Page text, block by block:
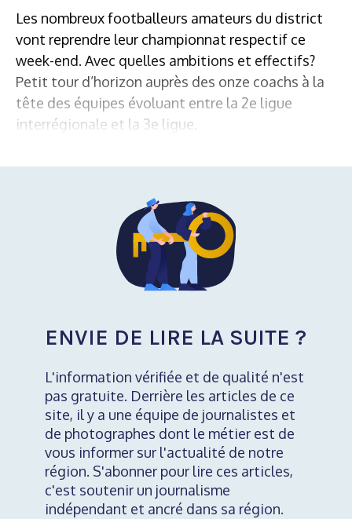
Les nombreux footballeurs amateurs du district
vont reprendre leur championnat respectif ce
week-end. Avec quelles ambitions et effectifs?
Petit tour d’horizon auprès des onze coachs à la
tête des équipes évoluant entre la 2e ligue
interrégionale et la 3e ligue.
ENVIE DE LIRE LA SUITE ?
L'information vérifiée et de qualité n'est
pas gratuite. Derrière les articles de ce
site, il y a une équipe de journalistes et
de photographes dont le métier est de
vous informer sur l'actualité de notre
région. S'abonner pour lire ces articles,
c'est soutenir un journalisme
indépendant et ancré dans sa région.